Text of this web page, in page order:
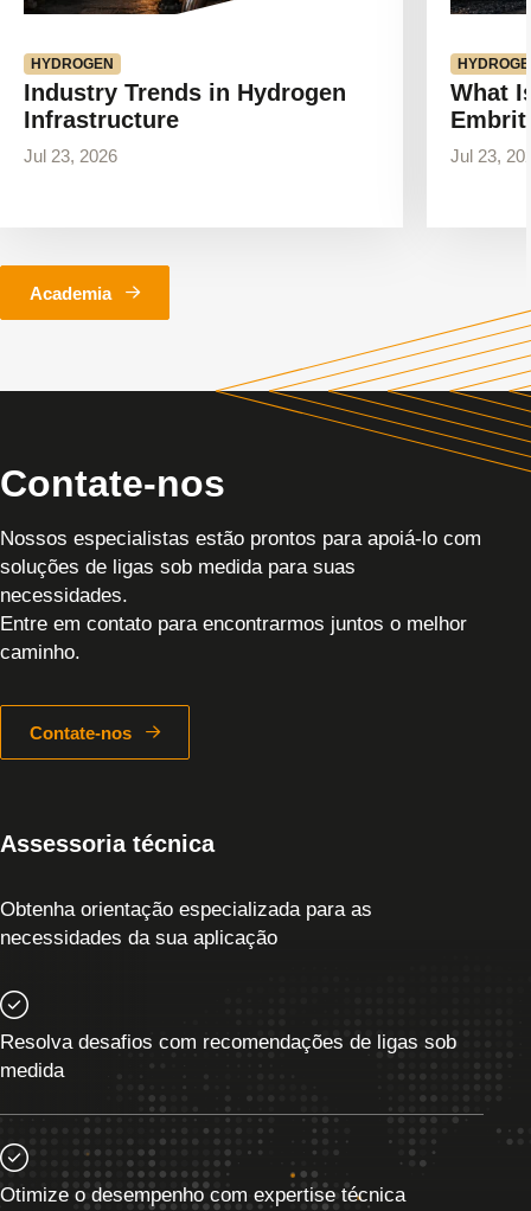
HYDROGEN
Industry Trends in Hydrogen
Infrastructure
Jul 23, 2026
What
Jul 23,
Academia
Contate-nos
Nossos especialistas estão prontos para apoiá-lo com
soluções de ligas sob medida para suas
necessidades.
Entre em contato para encontrarmos juntos o melhor
caminho.
Contate-nos
Assessoria técnica
Obtenha orientação especializada para as
necessidades da sua aplicação
Resolva desafios com recomendações de ligas sob
medida
Otimize o desempenho com expertise técnica